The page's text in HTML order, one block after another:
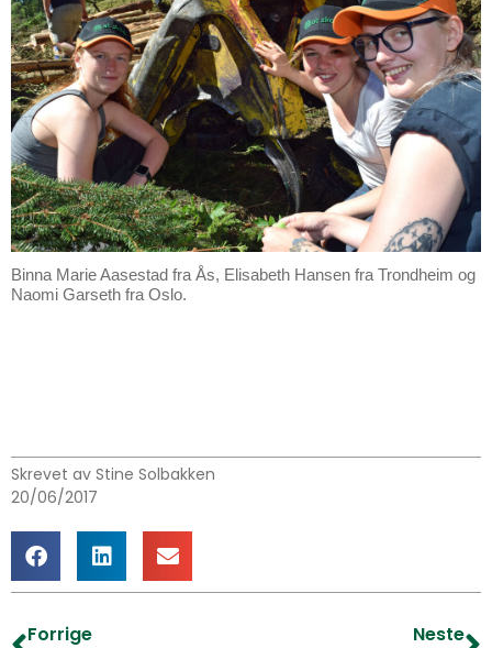
Binna Marie Aasestad fra Ås, Elisabeth Hansen fra Trondheim og
Naomi Garseth fra Oslo.
Skrevet av Stine Solbakken
20/06/2017
Forrige Neste